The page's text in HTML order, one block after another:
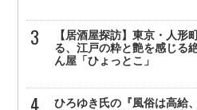
【居酒屋探訪】東京・人形
る、江戸の粋と艶を感じる
ん屋「ひょっとこ」
ひろゆき氏の『風俗は高給